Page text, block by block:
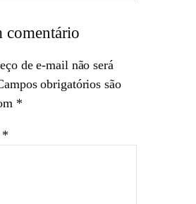
comentário
de e-mail não será
obrigatórios são
*
*